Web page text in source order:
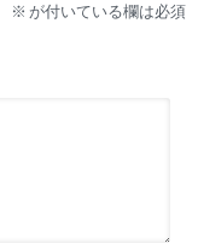
※ が付いている欄は必須